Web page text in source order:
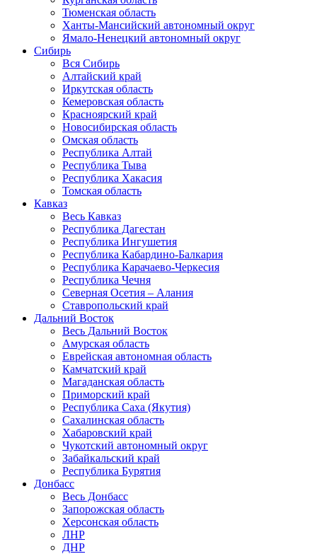
Тюменская область
Ханты-Мансийский автономный округ
Ямало-Ненецкий автономный округ
Сибирь
Вся Сибирь
Алтайский край
Иркутская область
Кемеровская область
Красноярский край
Новосибирская область
Омская область
Республика Алтай
Республика Тыва
Республика Хакасия
Томская область
Кавказ
Весь Кавказ
Республика Дагестан
Республика Ингушетия
Республика Кабардино-Балкария
Республика Карачаево-Черкесия
Республика Чечня
Северная Осетия – Алания
Ставропольский край
Дальний Восток
Весь Дальний Восток
Амурская область
Еврейская автономная область
Камчатский край
Магаданская область
Приморский край
Республика Саха (Якутия)
Сахалинская область
Хабаровский край
Чукотский автономный округ
Забайкальский край
Республика Бурятия
Донбасс
Весь Донбасс
Запорожская область
Херсонская область
ЛНР
ДНР